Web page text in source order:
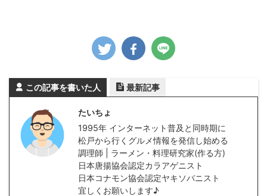
この記事を書いた人 最新記事
たいちょ
1995年 インターネット普及と同時期に
松戸から行くグルメ情報を発信し始める
調理師 | ラーメン・料理研究家(作る方)
日本唐揚協会認定カラアゲニスト
日本コナモン協会認定ヤキソバニスト
宜しくお願いします♪